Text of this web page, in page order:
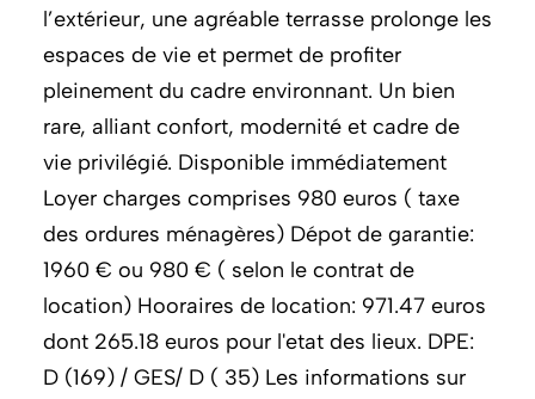
l’extérieur, une agréable terrasse prolonge les
espaces de vie et permet de profiter
pleinement du cadre environnant. Un bien
rare, alliant confort, modernité et cadre de
vie privilégié. Disponible immédiatement
Loyer charges comprises 980 euros ( taxe
des ordures ménagères) Dépot de garantie:
1960 € ou 980 € ( selon le contrat de
location) Hooraires de location: 971.47 euros
dont 265.18 euros pour l'etat des lieux. DPE:
D (169) / GES/ D ( 35) Les informations sur